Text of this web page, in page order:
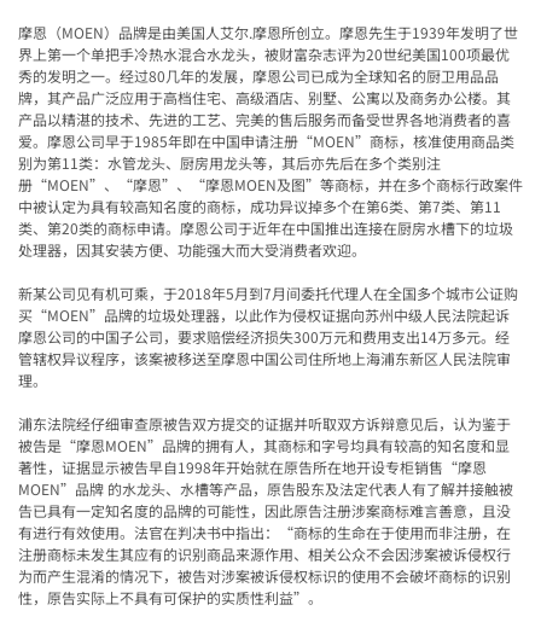
摩恩（MOEN）品牌是由美国人艾尔.摩恩所创立。摩恩先生于1939年发明了世
界上第一个单把手冷热水混合水龙头，被财富杂志评为20世纪美国100项最优
秀的发明之一。经过80几年的发展，摩恩公司已成为全球知名的厨卫用品品
牌，其产品广泛应用于高档住宅、高级酒店、别墅、公寓以及商务办公楼。其
产品以精湛的技术、先进的工艺、完美的售后服务而备受世界各地消费者的喜
爱。摩恩公司早于1985年即在中国申请注册“MOEN”商标，核准使用商品类
别为第11类：水管龙头、厨房用龙头等，其后亦先后在多个类别注
册“MOEN”、“摩恩”、“摩恩MOEN及图”等商标，并在多个商标行政案件
中被认定为具有较高知名度的商标，成功异议掉多个在第6类、第7类、第11
类、第20类的商标申请。摩恩公司于近年在中国推出连接在厨房水槽下的垃圾
处理器，因其安装方便、功能强大而大受消费者欢迎。
新某公司见有机可乘，于2018年5月到7月间委托代理人在全国多个城市公证购
买“MOEN”品牌的垃圾处理器，以此作为侵权证据向苏州中级人民法院起诉
摩恩公司的中国子公司，要求赔偿经济损失300万元和费用支出14万多元。经
管辖权异议程序，该案被移送至摩恩中国公司住所地上海浦东新区人民法院审
理。
浦东法院经仔细审查原被告双方提交的证据并听取双方诉辩意见后，认为鉴于
被告是“摩恩MOEN”品牌的拥有人，其商标和字号均具有较高的知名度和显
著性，证据显示被告早自1998年开始就在原告所在地开设专柜销售“摩恩
MOEN”品牌 的水龙头、水槽等产品，原告股东及法定代表人有了解并接触被
告已具有一定知名度的品牌的可能性，因此原告注册涉案商标难言善意，且没
有进行有效使用。法官在判决书中指出：“商标的生命在于使用而非注册，在
注册商标未发生其应有的识别商品来源作用、相关公众不会因涉案被诉侵权行
为而产生混淆的情况下，被告对涉案被诉侵权标识的使用不会破坏商标的识别
性，原告实际上不具有可保护的实质性利益”。